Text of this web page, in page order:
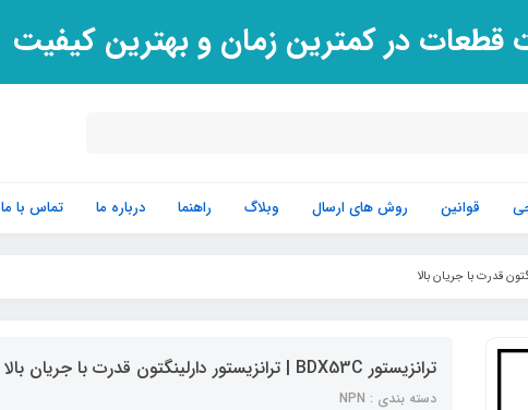
قطعات در کمترین زمان و بهترین کیفیت
قوانین روش های ارسال وبلاگ راهنما درباره ما تماس با ما
ترانزیستور BDX53C | ترانزیستور دارلینگتون قدرت با جریان بالا
دسته بندی : NPN